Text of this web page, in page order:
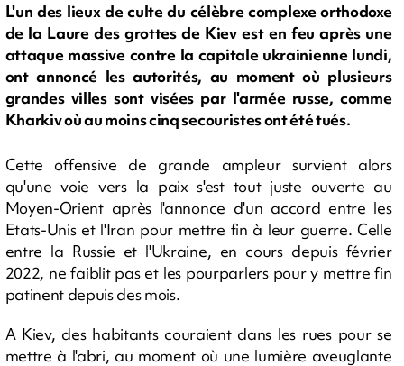
L'un des lieux de culte du célèbre complexe orthodoxe
de la Laure des grottes de Kiev est en feu après une
attaque massive contre la capitale ukrainienne lundi,
ont annoncé les autorités, au moment où plusieurs
grandes villes sont visées par l'armée russe, comme
Kharkiv où au moins cinq secouristes ont été tués.
Cette offensive de grande ampleur survient alors
qu'une voie vers la paix s'est tout juste ouverte au
Moyen-Orient après l'annonce d'un accord entre les
Etats-Unis et l'Iran pour mettre fin à leur guerre. Celle
entre la Russie et l'Ukraine, en cours depuis février
2022, ne faiblit pas et les pourparlers pour y mettre fin
patinent depuis des mois.
A Kiev, des habitants couraient dans les rues pour se
mettre à l'abri, au moment où une lumière aveuglante